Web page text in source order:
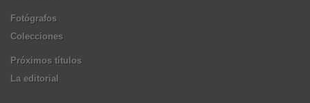
Fotógrafos
Colecciones
Próximos títulos
La editorial